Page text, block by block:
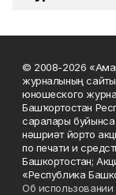
© 2008-2026
журналының
юношеского
Башҡортостан
саралары буйынса
нәшриәт йорто
по печати и
Башкортостан;
«Республика
Об использовании